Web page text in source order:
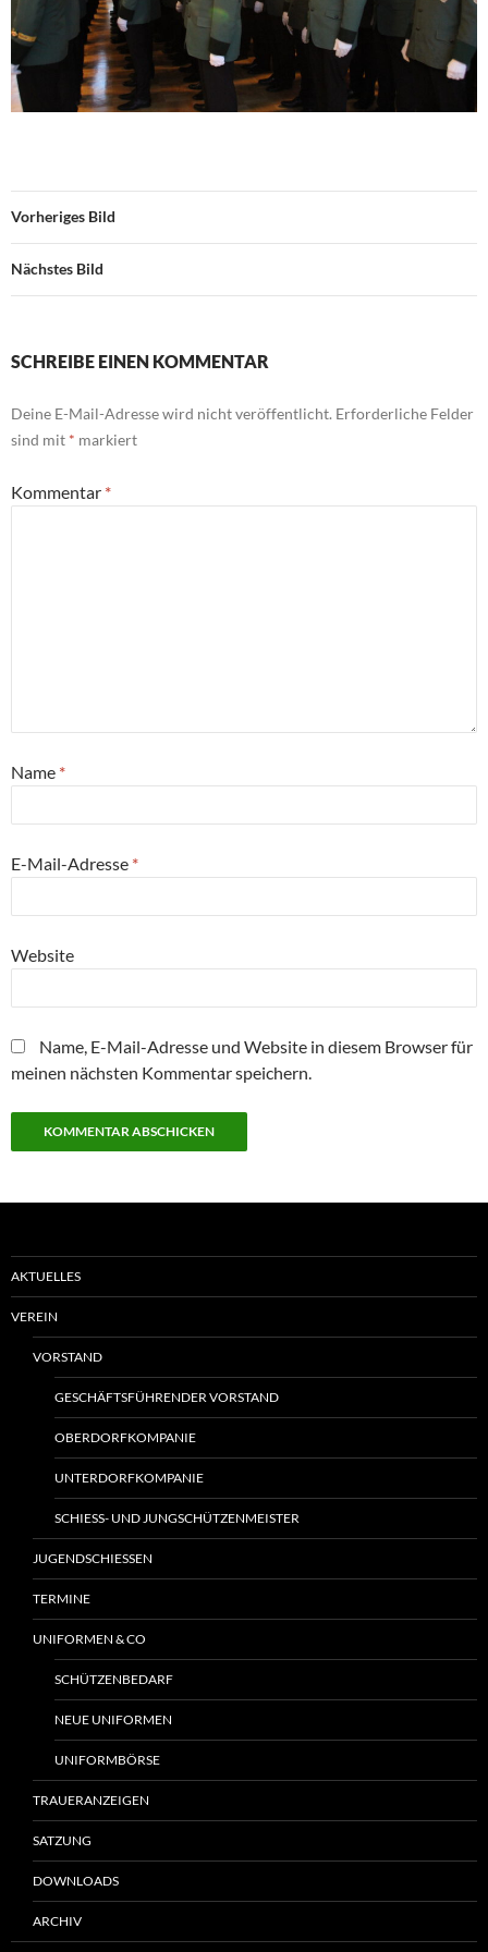
Vorheriges Bild
Nächstes Bild
SCHREIBE EINEN KOMMENTAR
Deine E-Mail-Adresse wird nicht veröffentlicht. Erforderliche Felder
sind mit * markiert
Kommentar *
Name *
E-Mail-Adresse *
Website
Name, E-Mail-Adresse und Website in diesem Browser für
meinen nächsten Kommentar speichern.
AKTUELLES
VEREIN
VORSTAND
GESCHÄFTSFÜHRENDER VORSTAND
OBERDORFKOMPANIE
UNTERDORFKOMPANIE
SCHIESS- UND JUNGSCHÜTZENMEISTER
JUGENDSCHIESSEN
TERMINE
UNIFORMEN & CO
SCHÜTZENBEDARF
NEUE UNIFORMEN
UNIFORMBÖRSE
TRAUERANZEIGEN
SATZUNG
DOWNLOADS
ARCHIV